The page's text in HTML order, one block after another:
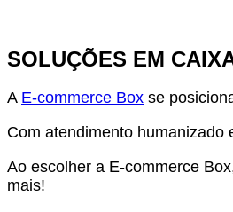
SOLUÇÕES EM
A E-commerce Box se
Com atendimento humanizado
Ao escolher a E-commerce
mais!